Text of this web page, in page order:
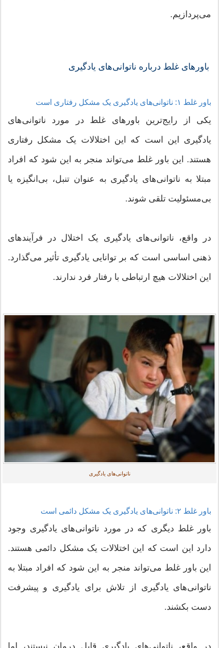
می‌پردازیم.
باورهای غلط درباره ناتوانی‌های یادگیری
باور غلط ۱: ناتوانی‌های یادگیری یک مشکل رفتاری است
یکی از رایج‌ترین باورهای غلط در مورد ناتوانی‌های
یادگیری این است که این اختلالات یک مشکل رفتاری
هستند. این باور غلط می‌تواند منجر به این شود که افراد
مبتلا به ناتوانی‌های یادگیری به عنوان تنبل، بی‌انگیزه یا
بی‌مسئولیت تلقی شوند.
در واقع، ناتوانی‌های یادگیری یک اختلال در فرآیندهای
ذهنی اساسی است که بر توانایی یادگیری تأثیر می‌گذارد.
این اختلالات هیچ ارتباطی با رفتار فرد ندارند.
ناتوانی‌های یادگیری
باور غلط ۲: ناتوانی‌های یادگیری یک مشکل دائمی است
باور غلط دیگری که در مورد ناتوانی‌های یادگیری وجود
دارد این است که این اختلالات یک مشکل دائمی هستند.
این باور غلط می‌تواند منجر به این شود که افراد مبتلا به
ناتوانی‌های یادگیری از تلاش برای یادگیری و پیشرفت
دست بکشند.
در واقع، ناتوانی‌های یادگیری قابل درمان نیستند، اما